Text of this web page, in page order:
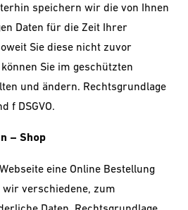
speichern wir die von Ihnen
Daten für die Zeit Ihrer
Sie diese nicht zuvor
Sie im geschützten
und ändern. Rechtsgrundlage
f DSGVO.
– Shop
eine Online Bestellung
verschiedene, zum